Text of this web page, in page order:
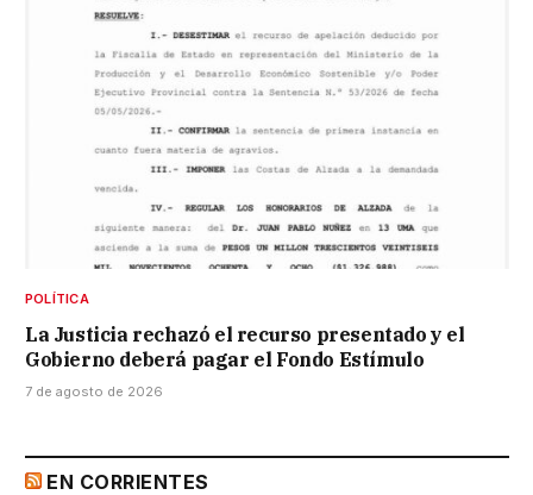
POLÍTICA
La Justicia rechazó el recurso presentado y el
Gobierno deberá pagar el Fondo Estímulo
7 de agosto de 2026
EN CORRIENTES